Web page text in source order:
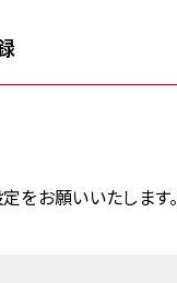
をお願いいたします